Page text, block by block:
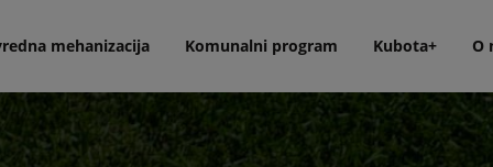
mehanizacija Komunalni program Kubota+ O